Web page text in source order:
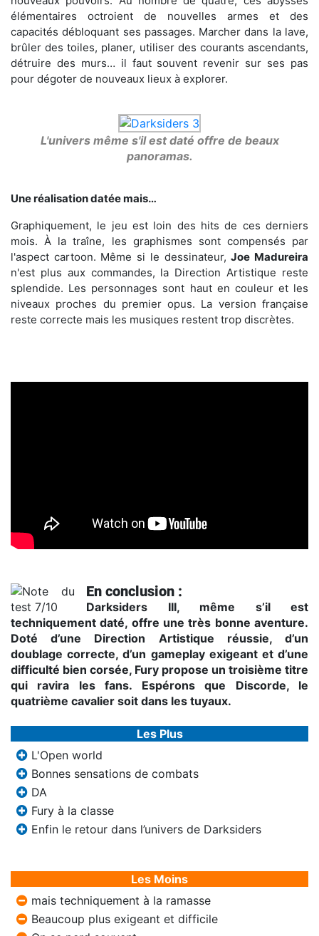
élémentaires octroient de nouvelles armes et des
capacités débloquant ses passages. Marcher dans la lave,
brûler des toiles, planer, utiliser des courants ascendants,
détruire des murs… il faut souvent revenir sur ses pas
pour dégoter de nouveaux lieux à explorer.
L'univers même s'il est daté offre de beaux
panoramas.
Une réalisation datée mais…
Graphiquement, le jeu est loin des hits de ces derniers
mois. À la traîne, les graphismes sont compensés par
l'aspect cartoon. Même si le dessinateur,Joe Madureira
n'est plus aux commandes, la Direction Artistique reste
splendide. Les personnages sont haut en couleur et les
niveaux proches du premier opus. La version française
reste correcte mais les musiques restent trop discrètes.
En conclusion :
Darksiders III, même s’il est
techniquement daté, offre une très bonne aventure.
Doté d’une Direction Artistique réussie, d’un
doublage correcte, d’un gameplay exigeant et d’une
difficulté bien corsée, Fury propose un troisième titre
qui ravira les fans. Espérons que Discorde, le
quatrième cavalier soit dans les tuyaux.
Les Plus
L'Open world
Bonnes sensations de combats
DA
Fury à la classe
Enfin le retour dans l’univers de Darksiders
Les Moins
mais techniquement à la ramasse
Beaucoup plus exigeant et difficile